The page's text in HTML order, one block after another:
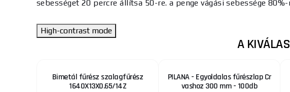
sebességet 20 percre állítsa 50-re. a penge vágási sebessége 80%-
High-contrast mode
A
Bimetál fűrész szalagfűrész
1640X13X0.65/14Z
PILANA - Egyoldalas fűrészlap Cr
vashoz 300 mm - 100db